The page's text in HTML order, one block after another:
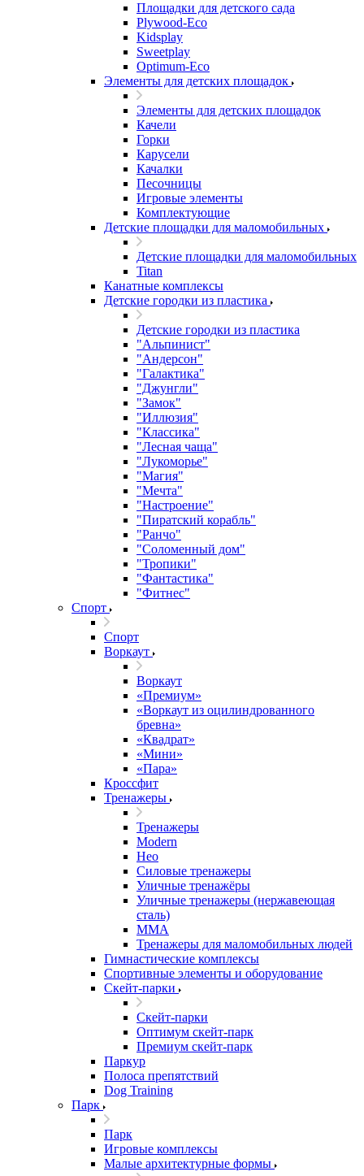
Площадки для детского сада
Plywood-Eco
Kidsplay
Sweetplay
Оptimum-Еco
Элементы для детских площадок
Элементы для детских площадок
Качели
Горки
Карусели
Качалки
Песочницы
Игровые элементы
Комплектующие
Детские площадки для маломобильных
Детские площадки для маломобильных
Titan
Канатные комплексы
Детские городки из пластика
Детские городки из пластика
"Альпинист"
"Андерсон"
"Галактика"
"Джунгли"
"Замок"
"Иллюзия"
"Классика"
"Лесная чаща"
"Лукоморье"
"Магия"
"Мечта"
"Настроение"
"Пиратский корабль"
"Ранчо"
"Соломенный дом"
"Тропики"
"Фантастика"
"Фитнес"
Спорт
Спорт
Воркаут
Воркаут
«Премиум»
«Воркаут из оцилиндрованного
бревна»
«Квадрат»
«Мини»
«Пара»
Кроссфит
Тренажеры
Тренажеры
Modern
Нео
Силовые тренажеры
Уличные тренажёры
Уличные тренажеры (нержавеющая
сталь)
ММА
Тренажеры для маломобильных людей
Гимнастические комплексы
Спортивные элементы и оборудование
Скейт-парки
Скейт-парки
Оптимум скейт-парк
Премиум скейт-парк
Паркур
Полоса препятствий
Dog Training
Парк
Парк
Игровые комплексы
Малые архитектурные формы